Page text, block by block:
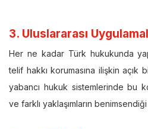
3. Uluslararası
Her ne kadar Türk hukukunda
telif hakkı korumasına ilişkin açık
yabancı hukuk sistemlerinde bu
ve farklı yaklaşımların